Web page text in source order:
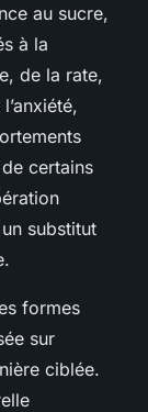
au sucre,
à la
de la rate,
certains
substitut
formes
sur
ciblée.